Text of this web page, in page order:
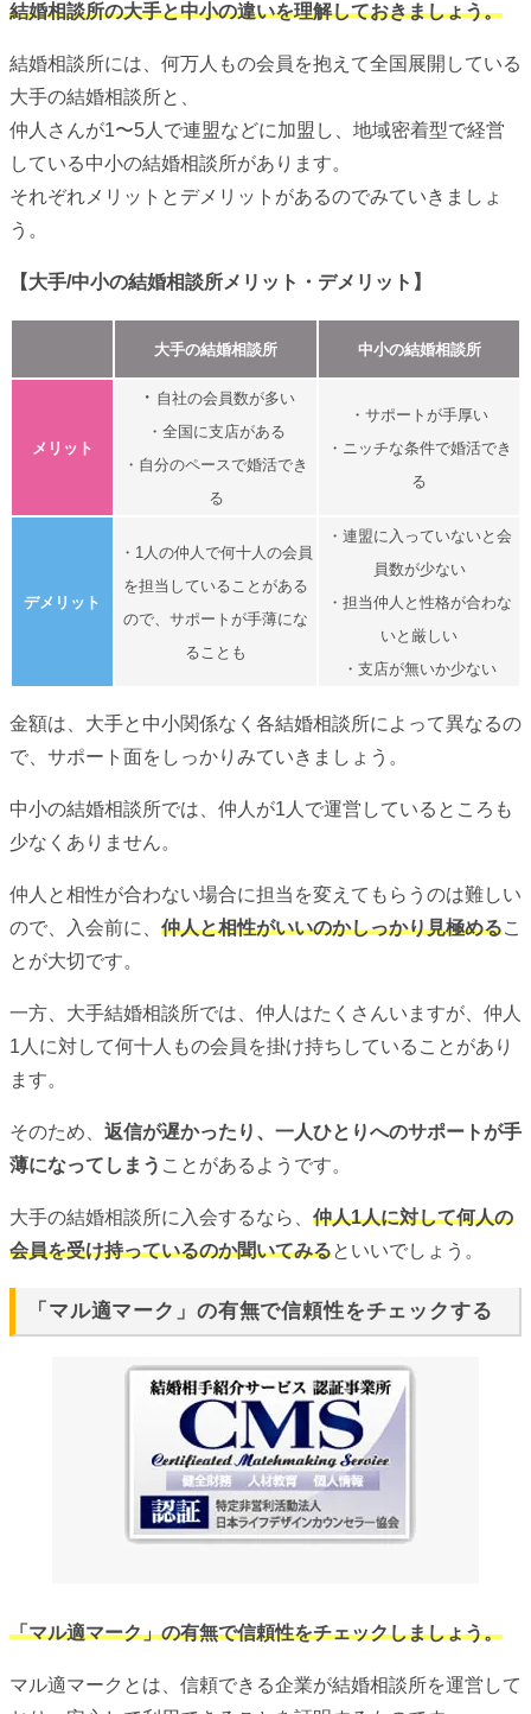
結婚相談所の大手と中小の違いを理解しておきましょう。
結婚相談所には、何万人もの会員を抱えて全国展開している
大手の結婚相談所と、
仲人さんが1〜5人で連盟などに加盟し、地域密着型で経営
している中小の結婚相談所があります。
それぞれメリットとデメリットがあるのでみていきましょ
う。
【大手/中小の結婚相談所メリット・デメリット】
大手の結婚相談所 中小の結婚相談所
メリット
・ 自社の会員数が多い
・全国に支店がある
・自分のペースで婚活でき
る
・サポートが手厚い
・ニッチな条件で婚活でき
る
デメリット
・1人の仲人で何十人の会員
を担当していることがある
ので、サポートが手薄にな
ることも
・連盟に入っていないと会
員数が少ない
・担当仲人と性格が合わな
いと厳しい
・支店が無いか少ない
金額は、大手と中小関係なく各結婚相談所によって異なるの
で、サポート面をしっかりみていきましょう。
中小の結婚相談所では、仲人が1人で運営しているところも
少なくありません。
仲人と相性が合わない場合に担当を変えてもらうのは難しい
ので、入会前に、 仲人と相性がいいのかしっかり見極めるこ
とが大切です。
一方、大手結婚相談所では、仲人はたくさんいますが、仲人
1人に対して何十人もの会員を掛け持ちしていることがあり
ます。
そのため、 返信が遅かったり、一人ひとりへのサポートが手
薄になってしまう ことがあるようです。
大手の結婚相談所に入会するなら、 仲人1人に対して何人の
会員を受け持っているのか聞いてみるといいでしょう。
「マル適マーク」の有無で信頼性をチェックする
「マル適マーク」の有無で信頼性をチェックしましょう。
マル適マークとは、信頼できる企業が結婚相談所を運営して